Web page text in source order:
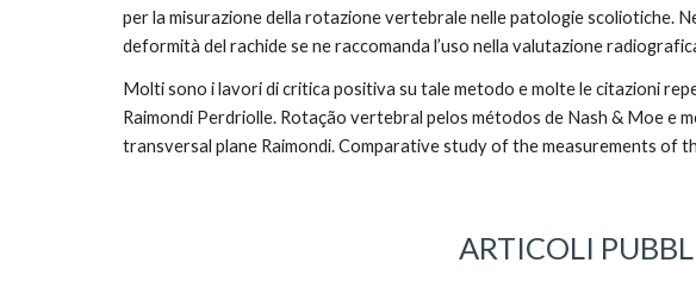
per la misurazione della rotazione vertebrale nelle patologie scoliotiche.
deformità del rachide se ne raccomanda l’uso nella valutazione
Molti sono i lavori di critica positiva su tale metodo e molte le citazioni
Raimondi Perdriolle. Rotação vertebral pelos métodos de Nash & Moe
transversal plane Raimondi. Comparative study of the measurements of
ARTICOLI